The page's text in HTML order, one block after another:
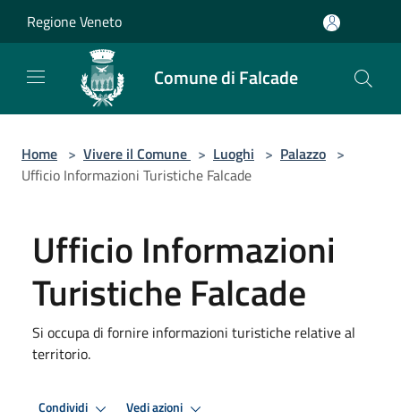
Regione Veneto
Comune di Falcade
Home > Vivere il Comune > Luoghi > Palazzo >
Ufficio Informazioni Turistiche Falcade
Ufficio Informazioni
Turistiche Falcade
Si occupa di fornire informazioni turistiche relative al
territorio.
Condividi Vedi azioni